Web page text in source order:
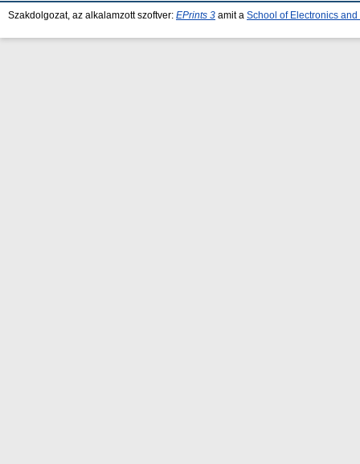
Szakdolgozat, az alkalamzott szoftver: EPrints 3 amit a School of Electronics